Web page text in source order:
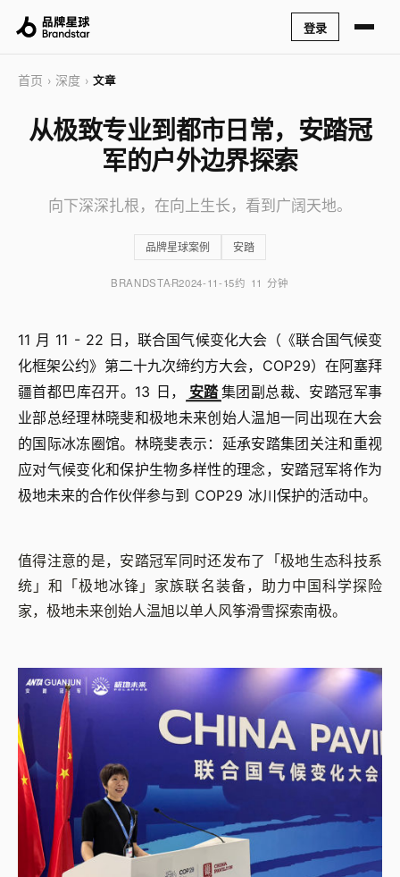
登录
首页 › 深度 › 文章
从极致专业到都市日常，安踏冠
军的户外边界探索
向下深深扎根，在向上生长，看到广阔天地。
品牌星球案例 安踏
BRANDSTAR2024-11-15约 11 分钟
11 月 11 - 22 日，联合国气候变化大会（《联合国气候变
化框架公约》第二十九次缔约方大会，COP29）在阿塞拜
疆首都巴库召开。13 日，
安踏 集团副总裁、安踏冠军事
业部总经理林晓斐和极地未来创始人温旭一同出现在大会
的国际冰冻圈馆。林晓斐表示：延承安踏集团关注和重视
应对气候变化和保护生物多样性的理念，安踏冠军将作为
极地未来的合作伙伴参与到 COP29 冰川保护的活动中。
值得注意的是，安踏冠军同时还发布了「极地生态科技系
统」和「极地冰锋」家族联名装备，助力中国科学探险
家，极地未来创始人温旭以单人风筝滑雪探索南极。